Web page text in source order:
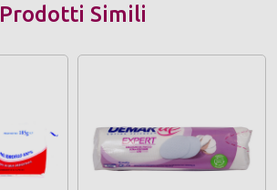
Prodotti Simili